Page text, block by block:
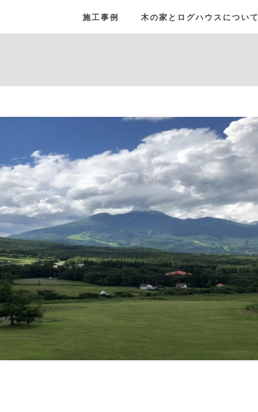
施工事例 木の家とログハウスについて